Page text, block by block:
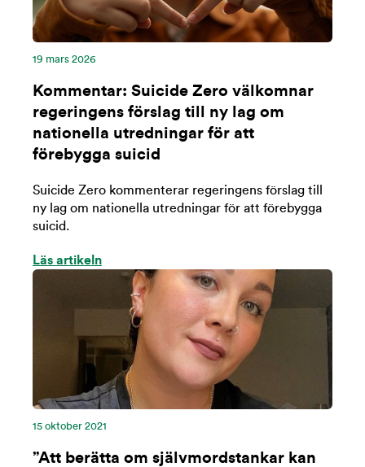
19 mars 2026
Kommentar: Suicide Zero välkomnar
regeringens förslag till ny lag om
nationella utredningar för att
förebygga suicid
Suicide Zero kommenterar regeringens förslag till
ny lag om nationella utredningar för att förebygga
suicid.
Läs artikeln
15 oktober 2021
”Att berätta om självmordstankar kan